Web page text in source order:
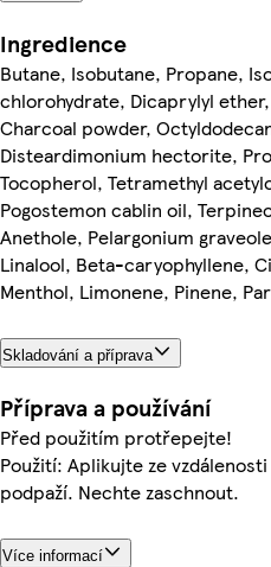
Ingredience
Butane, Isobutane, Propane,
chlorohydrate, Dicaprylyl
Charcoal powder,
Disteardimonium hectorite,
Tocopherol, Tetramethyl
Pogostemon cablin oil,
Anethole, Pelargonium
Linalool, Beta-caryophyllene,
Menthol, Limonene, Pinene,
Skladování a příprava
Příprava a používání
Před použitím protřepejte!
Použití: Aplikujte ze
podpaží. Nechte zaschnout.
Více informací